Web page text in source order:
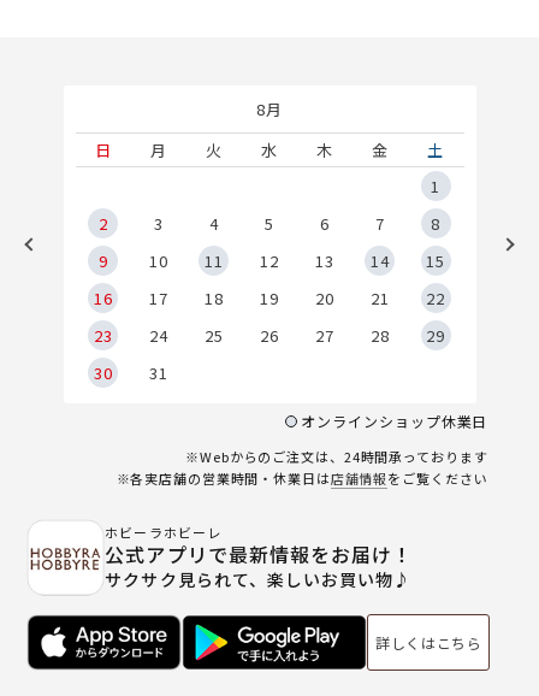
8月
日
月 火 水 木 金
土
1
2
3 4 5 6 7
8
9
10 11 12 13 14
15
16
17 18 19 20 21
22
23
24 25 26 27 28
29
30
31
オンラインショップ休業日
※Webからのご注文は、24時間承っております
※各実店舗の営業時間・休業日は店舗情報をご覧ください
ホビーラホビーレ
公式アプリで最新情報をお届け！
サクサク見られて、楽しいお買い物♪
詳しくはこちら